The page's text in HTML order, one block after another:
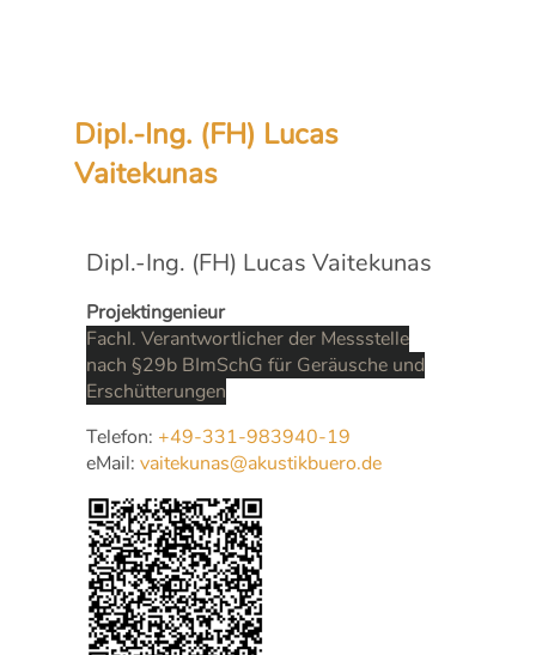
Dipl.-Ing. (FH) Lucas
Vaitekunas
Dipl.-Ing. (FH) Lucas Vaitekunas
Projektingenieur
Fachl. Verantwortlicher der Messstelle
nach §29b BImSchG für Geräusche und
Erschütterungen
Telefon: +49-331-983940-19
eMail: vaitekunas@akustikbuero.de